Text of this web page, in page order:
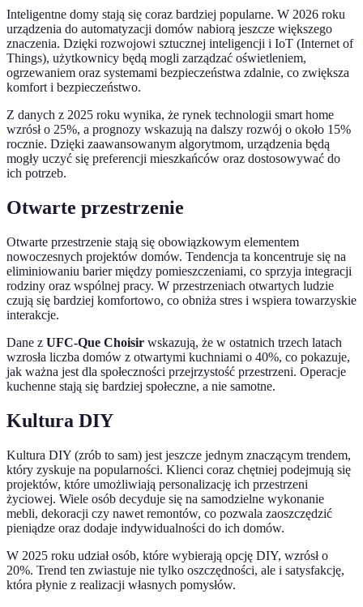
Inteligentne domy stają się coraz bardziej popularne. W 2026 roku
urządzenia do automatyzacji domów nabiorą jeszcze większego
znaczenia. Dzięki rozwojowi sztucznej inteligencji i IoT (Internet of
Things), użytkownicy będą mogli zarządzać oświetleniem,
ogrzewaniem oraz systemami bezpieczeństwa zdalnie, co zwiększa
komfort i bezpieczeństwo.
Z danych z 2025 roku wynika, że rynek technologii smart home
wzrósł o 25%, a prognozy wskazują na dalszy rozwój o około 15%
rocznie. Dzięki zaawansowanym algorytmom, urządzenia będą
mogły uczyć się preferencji mieszkańców oraz dostosowywać do
ich potrzeb.
Otwarte przestrzenie
Otwarte przestrzenie stają się obowiązkowym elementem
nowoczesnych projektów domów. Tendencja ta koncentruje się na
eliminiowaniu barier między pomieszczeniami, co sprzyja integracji
rodziny oraz wspólnej pracy. W przestrzeniach otwartych ludzie
czują się bardziej komfortowo, co obniża stres i wspiera towarzyskie
interakcje.
Dane z UFC-Que Choisir wskazują, że w ostatnich trzech latach
wzrosła liczba domów z otwartymi kuchniami o 40%, co pokazuje,
jak ważna jest dla społeczności przejrzystość przestrzeni. Operacje
kuchenne stają się bardziej społeczne, a nie samotne.
Kultura DIY
Kultura DIY (zrób to sam) jest jeszcze jednym znaczącym trendem,
który zyskuje na popularności. Klienci coraz chętniej podejmują się
projektów, które umożliwiają personalizację ich przestrzeni
życiowej. Wiele osób decyduje się na samodzielne wykonanie
mebli, dekoracji czy nawet remontów, co pozwala zaoszczędzić
pieniądze oraz dodaje indywidualności do ich domów.
W 2025 roku udział osób, które wybierają opcję DIY, wzrósł o
20%. Trend ten zwiastuje nie tylko oszczędności, ale i satysfakcję,
która płynie z realizacji własnych pomysłów.